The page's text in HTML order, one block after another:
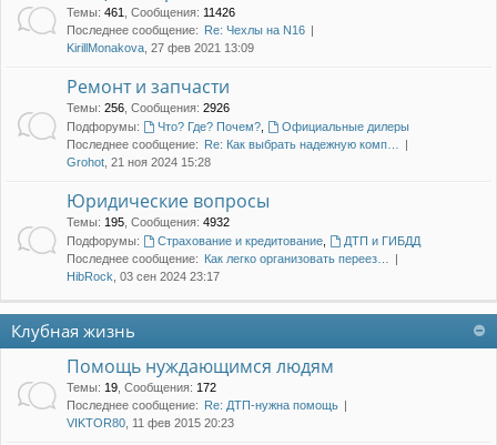
Темы: 461 Сообщения: 11426
Последнее сообщение: Re: Чехлы на N16
KirillMonakova , 27 фев 2021 13:09
Ремонт и запчасти
Темы: 256 Сообщения: 2926
Подфорумы:
Что? Где? Почем?,
Официальные дилеры
Последнее сообщение: Re: Как выбрать надежную комп…
Grohot , 21 ноя 2024 15:28
Юридические вопросы
Темы: 195 Сообщения: 4932
Подфорумы:
Страхование и кредитование,
ДТП и ГИБДД
Последнее сообщение: Как легко организовать переез…
HibRock , 03 сен 2024 23:17
Клубная жизнь
Помощь нуждающимся людям
Темы: 19 Сообщения: 172
Последнее сообщение: Re: ДТП-нужна помощь
VIKTOR80 , 11 фев 2015 20:23